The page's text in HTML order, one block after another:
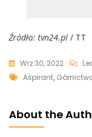
Źródło: tvn24.pl / TT
Wrz 30, 2022
Tags
Aspirant,
About the